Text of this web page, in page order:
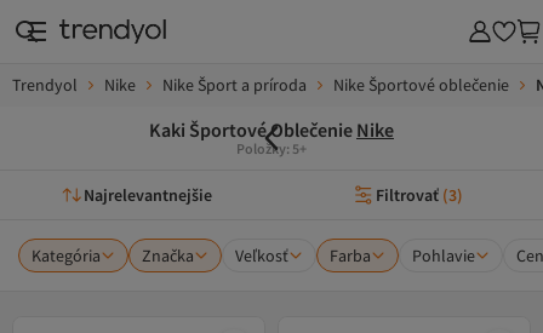
Trendyol Nike Nike Šport a príroda Nike Športové oblečenie
Kaki Športové Oblečenie Nike
Položky: 5+
Najrelevantnejšie Filtrovať (3)
Kategória Značka Veľkosť Farba Pohlavie